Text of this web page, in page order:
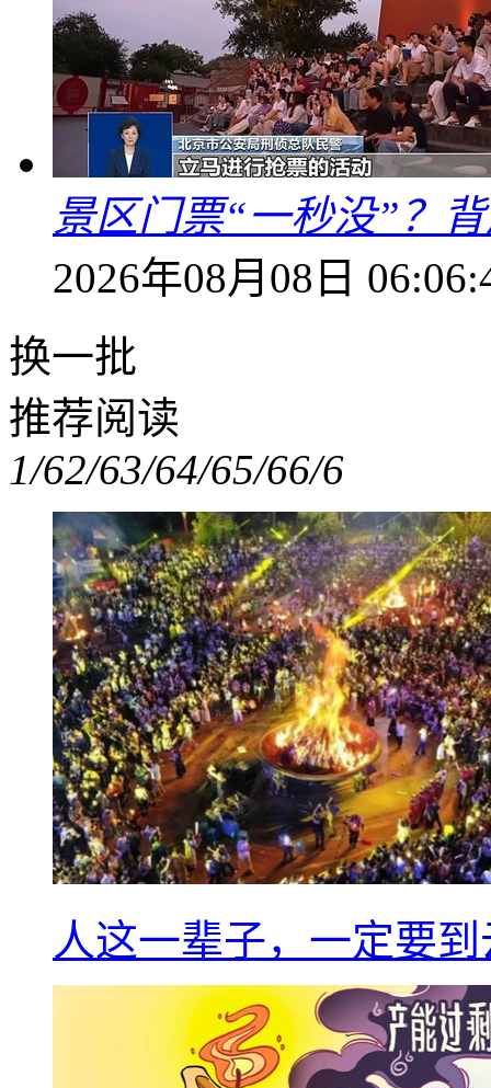
景区门票“一秒没”？
2026年08月08日
换一批
推荐阅读
1/62/63/64/65/66/6
人这一辈子，一定要